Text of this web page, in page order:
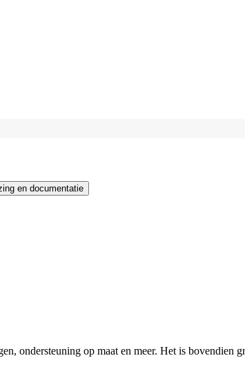
en documentatie
ondersteuning op maat en meer. Het is bovendien